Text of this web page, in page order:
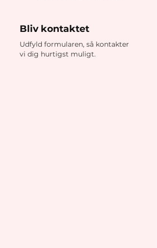
Bliv kontaktet
Udfyld formularen, så kontakter
vi dig hurtigst muligt.